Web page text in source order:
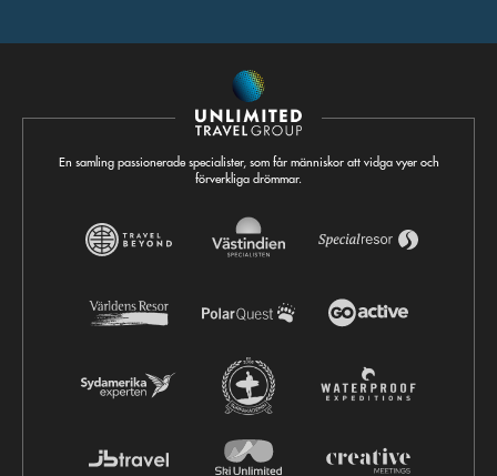
En samling passionerade specialister, som får människor att vidga vyer och
förverkliga drömmar.